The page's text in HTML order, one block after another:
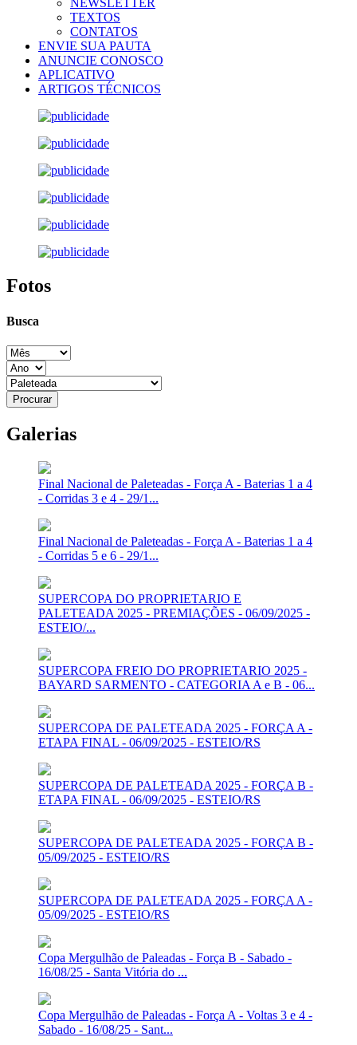
NEWSLETTER
TEXTOS
CONTATOS
ENVIE SUA PAUTA
ANUNCIE CONOSCO
APLICATIVO
ARTIGOS TÉCNICOS
Fotos
Busca
Galerias
Final Nacional de Paleteadas - Força A - Baterias 1 a 4
- Corridas 3 e 4 - 29/1...
Final Nacional de Paleteadas - Força A - Baterias 1 a 4
- Corridas 5 e 6 - 29/1...
SUPERCOPA DO PROPRIETARIO E
PALETEADA 2025 - PREMIAÇÕES - 06/09/2025 -
ESTEIO/...
SUPERCOPA FREIO DO PROPRIETARIO 2025 -
BAYARD SARMENTO - CATEGORIA A e B - 06...
SUPERCOPA DE PALETEADA 2025 - FORÇA A -
ETAPA FINAL - 06/09/2025 - ESTEIO/RS
SUPERCOPA DE PALETEADA 2025 - FORÇA B -
ETAPA FINAL - 06/09/2025 - ESTEIO/RS
SUPERCOPA DE PALETEADA 2025 - FORÇA B -
05/09/2025 - ESTEIO/RS
SUPERCOPA DE PALETEADA 2025 - FORÇA A -
05/09/2025 - ESTEIO/RS
Copa Mergulhão de Paleadas - Força B - Sabado -
16/08/25 - Santa Vitória do ...
Copa Mergulhão de Paleadas - Força A - Voltas 3 e 4 -
Sabado - 16/08/25 - Sant...